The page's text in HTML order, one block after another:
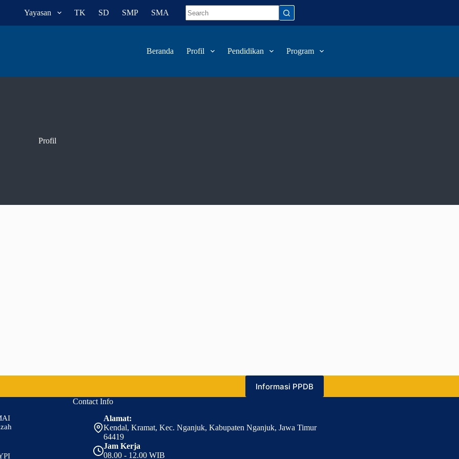
Yayasan TK SD SMP SMA
Beranda Profil Pendidikan Program
Profil
Informasi PPDB
Contact Info
Alamat:
Kendal, Kramat, Kec. Nganjuk, Kabupaten Nganjuk, Jawa Timur
64419
Jam Kerja
08.00 - 12.00 WIB